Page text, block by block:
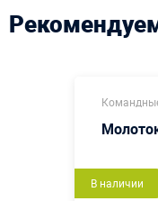
В наличии